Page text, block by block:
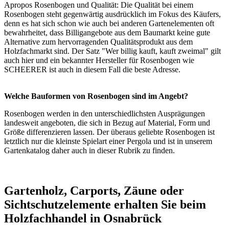
Apropos Rosenbogen und Qualität: Die Qualität bei einem
Rosenbogen steht gegenwärtig ausdrücklich im Fokus des Käufers,
denn es hat sich schon wie auch bei anderen Gartenelementen oft
bewahrheitet, dass Billigangebote aus dem Baumarkt keine gute
Alternative zum hervorragenden Qualitätsprodukt aus dem
Holzfachmarkt sind. Der Satz "Wer billig kauft, kauft zweimal" gilt
auch hier und ein bekannter Hersteller für Rosenbogen wie
SCHEERER ist auch in diesem Fall die beste Adresse.
Welche Bauformen von Rosenbogen sind im Angebt?
Rosenbogen werden in den unterschiedlichsten Ausprägungen
landesweit angeboten, die sich in Bezug auf Material, Form und
Größe differenzieren lassen. Der überaus geliebte Rosenbogen ist
letztlich nur die kleinste Spielart einerPergola und ist in unserem
Gartenkatalog daher auch in dieser Rubrik zu finden.
Gartenholz, Carports, Zäune oder
Sichtschutzelemente erhalten Sie beim
Holzfachhandel in Osnabrück